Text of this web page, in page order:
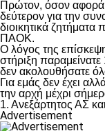
Πρώτον, όσον αφορά
δεύτερον για την
διοικητικά
ΠΑΟΚ.
Ο λόγος της
στήριξη
δεν ακολουθήσατε
Για εμάς δεν έχει
την αρχή μέχρι
1. Ανεξάρτητος ΑΣ
Advertisement